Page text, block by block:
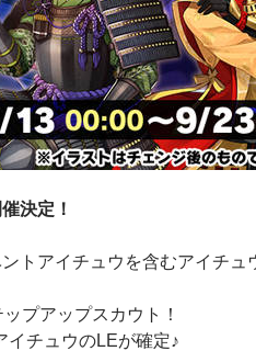
決定！
トアイチュウを含むアイチュ
プアップスカウト！
イチュウのLEが確定♪